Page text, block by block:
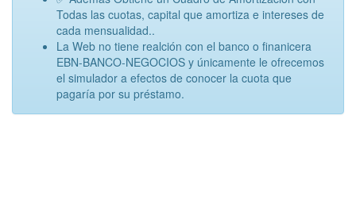
Todas las cuotas, capital que amortiza e intereses de
cada mensualidad..
La Web no tiene realción con el banco o finanicera
EBN-BANCO-NEGOCIOS y únicamente le ofrecemos
el simulador a efectos de conocer la cuota que
pagaría por su préstamo.